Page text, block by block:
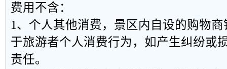
费用不含：
1、个人其他消费，景区内自设的购物
于旅游者个人消费行为，如产生纠纷或
责任。